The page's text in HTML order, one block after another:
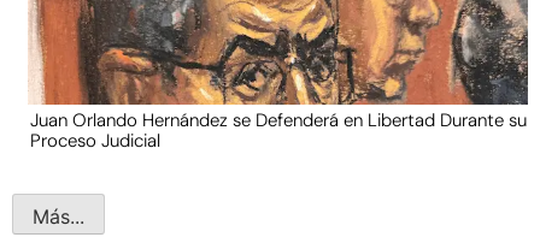
Juan Orlando Hernández se Defenderá en Libertad Durante su
Proceso Judicial
Más...